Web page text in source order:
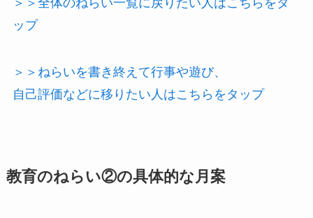
ップ
＞＞ねらいを書き終えて行事や遊び、
自己評価などに移りたい人はこちらをタップ
教育のねらい②の具体的な 月案